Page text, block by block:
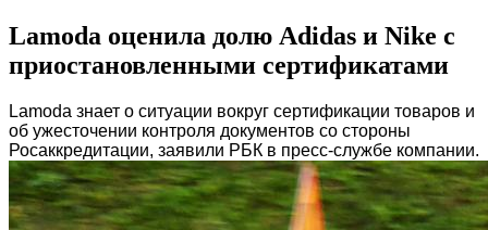
Lamoda оценила долю Adidas и Nike с
приостановленными сертификатами
Lamoda знает о ситуации вокруг сертификации товаров и
об ужесточении контроля документов со стороны
Росаккредитации, заявили РБК в пресс-службе компании.